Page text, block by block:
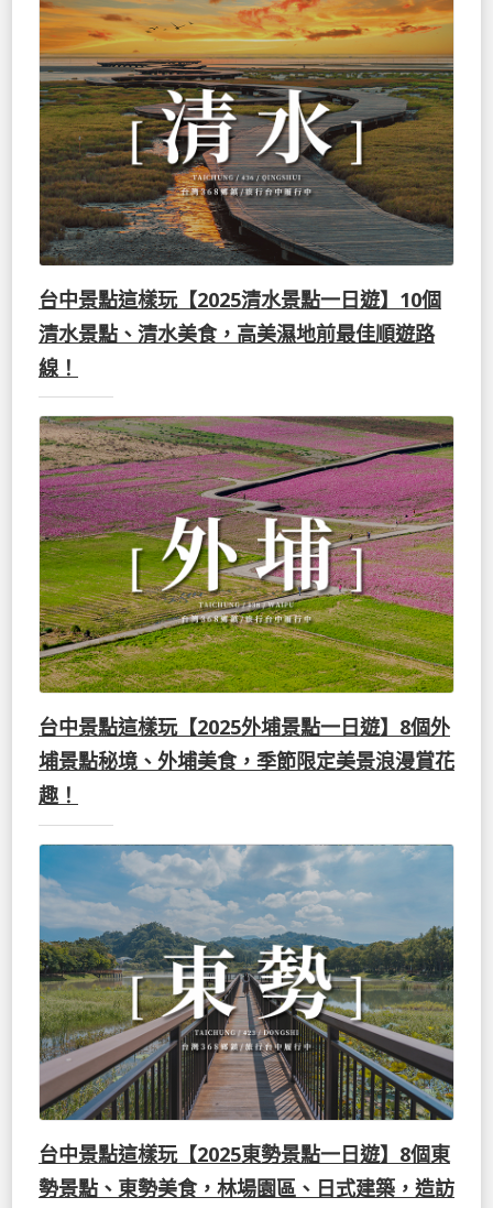
台中景點這樣玩【2025清水景點一日遊】10個
清水景點、清水美食，高美濕地前最佳順遊路
線！
台中景點這樣玩【2025外埔景點一日遊】8個外
埔景點秘境、外埔美食，季節限定美景浪漫賞花
趣！
台中景點這樣玩【2025東勢景點一日遊】8個東
勢景點、東勢美食，林場園區、日式建築，造訪